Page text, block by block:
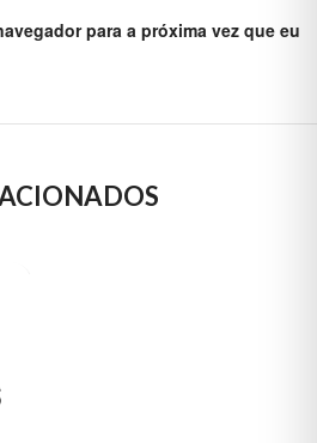
para a próxima vez que eu